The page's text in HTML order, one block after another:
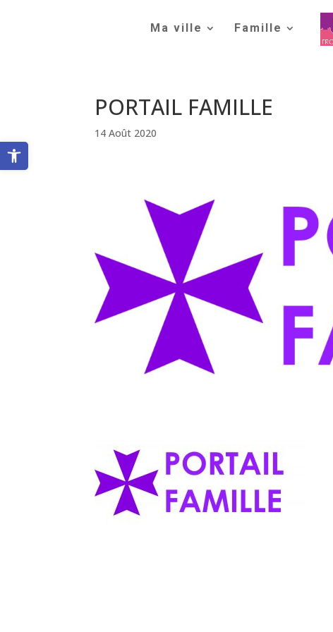
Ouvrir la barre d’outils
Ma ville Famille
PORTAIL FAMILLE
14 Août 2020